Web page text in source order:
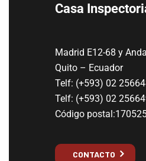
Casa
Madrid E12-68 y
Quito – Ecuador
Telf: (+593) 02
Telf: (+593) 02
Código
CONTACTO